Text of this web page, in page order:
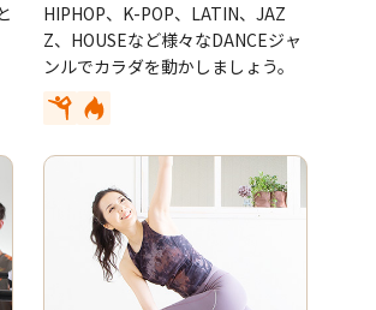
HIPHOP、K-POP、LATIN、JAZ
Z、HOUSEなど様々なDANCEジャ
ンルでカラダを動かしましょう。